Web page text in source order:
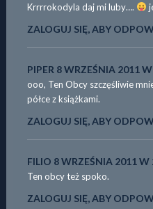
Krrrrokodyla daj mi luby….
ZALOGUJ SIĘ, ABY
PIPER 8 WRZEŚNIA 2011
ooo, Ten Obcy szczęśliwie
półce z książkami.
ZALOGUJ SIĘ, ABY
FILIO 8 WRZEŚNIA 2011 W
Ten obcy też spoko.
ZALOGUJ SIĘ, ABY